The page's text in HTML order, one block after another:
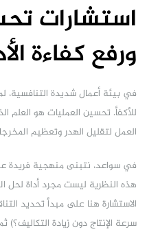
استشارات
ورفع كفاءة
في بيئة أعمال شديدة التنافسية،
للأكفأ. تحسين العمليات هو العلم
العمل لتقليل الهدر وتعظيم
هذه النظرية ليست مجرد أداة لحل
الاستشارة هنا على مبدأ تحديد
سرعة الإنتاج دون زيادة